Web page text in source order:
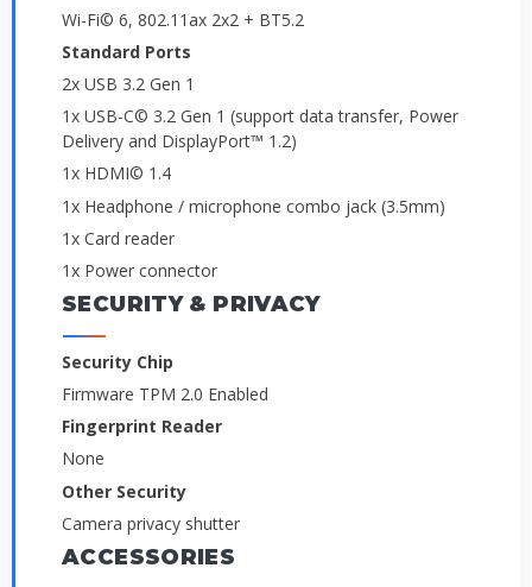
Wi-Fi© 6, 802.11ax 2x2 + BT5.2
Standard Ports
2x USB 3.2 Gen 1
1x USB-C© 3.2 Gen 1 (support data transfer, Power
Delivery and DisplayPort™ 1.2)
1x HDMI© 1.4
1x Headphone / microphone combo jack (3.5mm)
1x Card reader
1x Power connector
SECURITY & PRIVACY
Security Chip
Firmware TPM 2.0 Enabled
Fingerprint Reader
None
Other Security
Camera privacy shutter
ACCESSORIES